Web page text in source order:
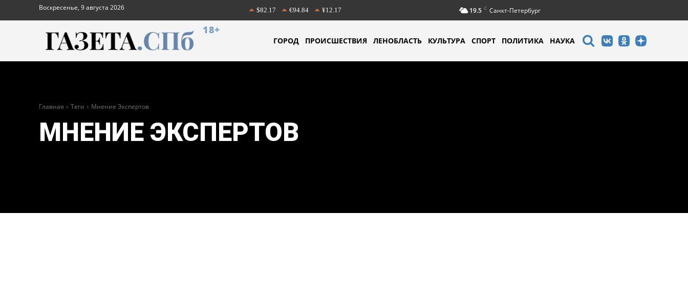
Воскресенье, 9 августа 2026 $82.17 €94.84 ¥12.17 19.5 C Санкт-Петербург
18+
ГОРОД ПРОИСШЕСТВИЯ ЛЕНОБЛАСТЬ КУЛЬТУРА СПОРТ ПОЛИТИКА НАУКА
Главная Теги Мнение Экспертов
МНЕНИЕ ЭКСПЕРТОВ